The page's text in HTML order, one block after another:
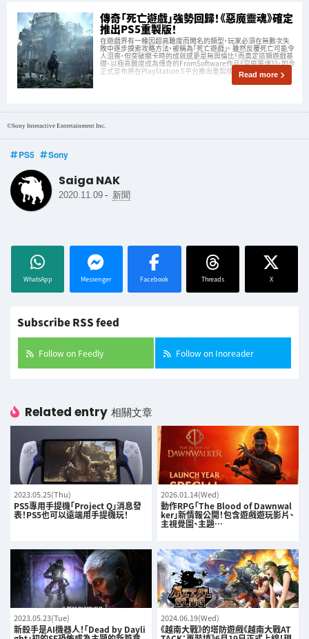
傳奇「死亡遊戲」強勢回歸！《惡魔靈魂》確定
推出PS5重製版！
在遊戲界有一種因超高難度而聞名的類型，玩家必須在無數次失
敗中逐步摸索攻略方法，被稱為「死亡遊戲」。 雖然反覆死亡可能令
人沮喪，但突破關卡時的成就感更是無與倫比！而奠定這類遊戲基
礎、以極高難度成為傳奇的FromSoftware作品《惡魔靈魂》》，如今
正式宣布將在PlayStation 5平台推出重製版！ Read more
©Sony Interactive Entertainment Inc.
PS5 Sony
Saiga NAK
2020.11.09 - 新聞
WhatsApp Messenger Facebook Threads X
Subscribe RSS feed
Follow on Feedly Follow on Inoreader
Related entry 相關文章
2023.05.25(Thu)
PS5專用手提機「Project Q」消息發
表！PS5也可以遠端用手提機玩！
2026.01.14(Wed)
動作RPG「The Blood of Dawnwal
ker」新情報公開！包含遊戲遊玩影片、
主視覺圖、主題…
2023.05.23(Tue)
新殺手是AI機器人！「Dead by Dayli
2024.06.19(Wed)
《越南大戰》的塔防遊戲《越南大戰AT